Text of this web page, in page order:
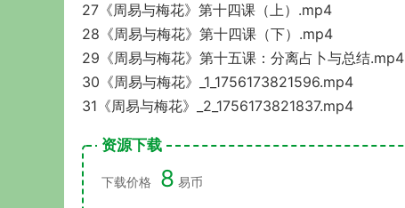
27《周易与梅花》第十四课（上）.mp4
28《周易与梅花》第十四课（下）.mp4
29《周易与梅花》第十五课：分离占卜与总结.mp4
30《周易与梅花》_1_1756173821596.mp4
31《周易与梅花》_2_1756173821837.mp4
资源下载
下载价格 8 易币